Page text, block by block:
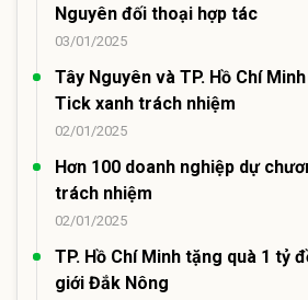
Nguyên đối thoại hợp tác
03/01/2025
Tây Nguyên và TP. Hồ Chí
Tick xanh trách nhiệm
02/01/2025
Hơn 100 doanh nghiệp dự
trách nhiệm
02/01/2025
TP. Hồ Chí Minh tặng quà 1 tỷ
giới Đắk Nông